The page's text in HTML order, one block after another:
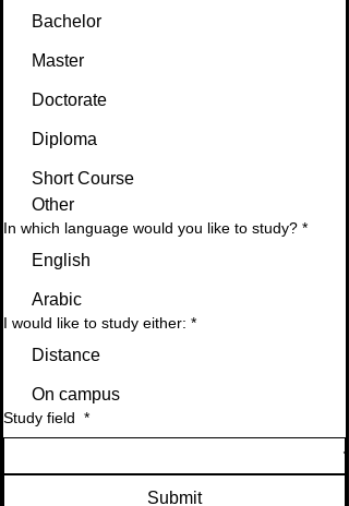
Bachelor
Master
Doctorate
Diploma
Short Course
Other
In which language would you like to study? *
English
Arabic
I would like to study either: *
Distance
On campus
Study field *
Submit